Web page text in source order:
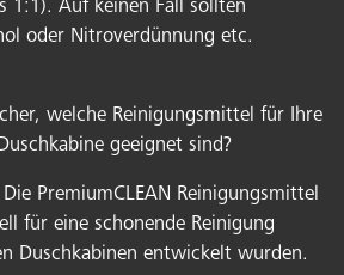
1:1). Auf keinen Fall sollten
oder Nitroverdünnung etc.
welche Reinigungsmittel für Ihre
geeignet sind?
PremiumCLEAN Reinigungsmittel
für eine schonende Reinigung
Duschkabinen entwickelt wurden.